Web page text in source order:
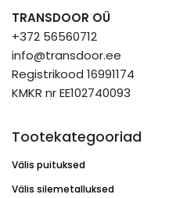
TRANSDOOR OÜ
+372 56560712
info@transdoor.ee
Registrikood 16991174
KMKR nr EE102740093
Tootekategooriad
Välis puituksed
Välis silemetalluksed